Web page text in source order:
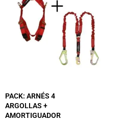
PACK: ARNÉS 4
ARGOLLAS +
AMORTIGUADOR